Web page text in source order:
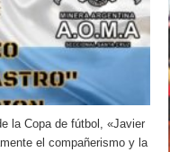
la Copa de fútbol, «Javier
el compañerismo y la